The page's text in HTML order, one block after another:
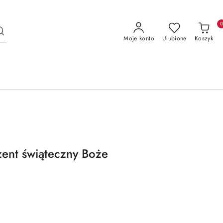
Moje konto Ulubione Koszyk
0
świąteczny Boże